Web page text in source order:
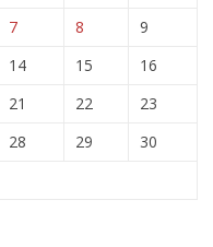
7 8
9
14 15
16
21 22
23
28 29
30